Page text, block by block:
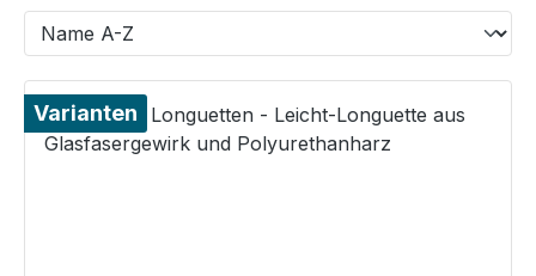
Varianten